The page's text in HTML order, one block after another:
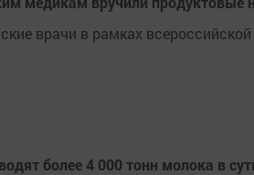
врачи в рамках
более 4 000 тонн молока в